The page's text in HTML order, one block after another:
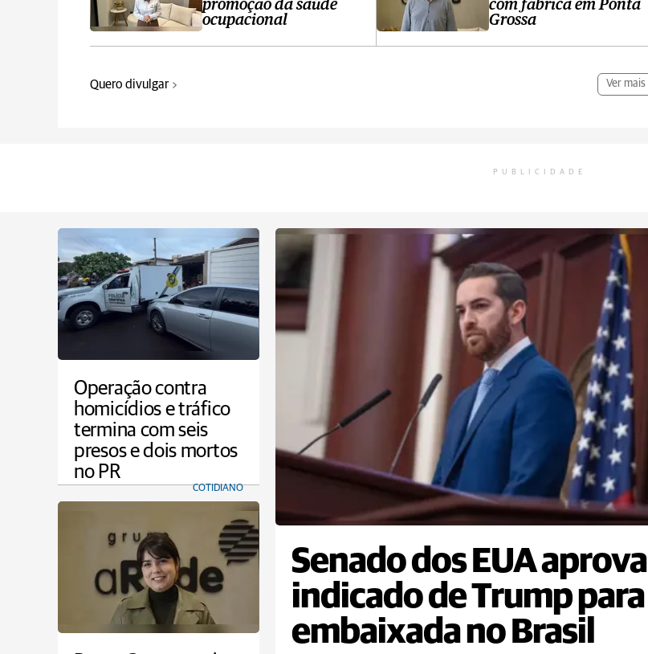
promoção da saúde
ocupacional
com fábrica em Ponta
Grossa
Quero divulgar Ver mais
PUBLICIDADE
Operação contra
homicídios e tráfico
termina com seis
presos e dois mortos
no PR
COTIDIANO
Senado dos EUA aprova
indicado de Trump para
embaixada no Brasil